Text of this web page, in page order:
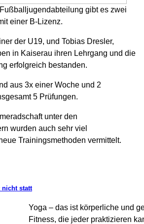
gibt es zwei
einer B-Lizenz.
der U19, und Tobias Dresler,
in Kaiserau ihren Lehrgang und die
erfolgreich bestanden.
aus 3x einer Woche und 2
5 Prüfungen.
unter den
wurden auch sehr viel
Trainingsmethoden vermittelt.
nicht statt
Yoga – das ist körperliche und
Fitness, die jeder praktizieren